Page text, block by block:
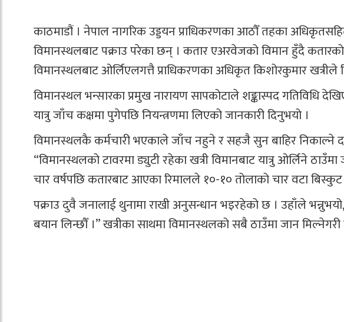
काठमाडौं । नेपाल नागरिक उड्डयन प्राधिकरणका आठौँ तहका
विमानस्थलबाट पक्राउ परेका छन् । कतार एअरवेजको विमान हुँदै
विमानस्थलबाट ओर्लिएलगत्तै प्राधिकरणका अधिकृत किशोरकुमार
विमानस्थल भन्सारका प्रमुख नारायण सापकोटाले शङ्कास्पद गतिविधि
यात्रु जाँच कक्षमा पुगेपछि नियन्त्रणमा लिएको जानकारी दिनुभयो ।
विमानस्थलकै कर्मचारी भएकाले जाँच नहुने र सहजै सुन बाहिर निकाल्ने
“विमानस्थलको टावरमा ड्युटी रहेका खत्री विमानबाट यात्रु ओर्लिने
चार वर्षपछि कतारबाट आएका रिमालले १०-१० तोलाको चार वटा
पक्राउ दुवै जनालाई थुनामा राखी अनुसन्धान भइरहेको छ । उहाँले
बयान लिन्छौँ ।” खत्रीका साथमा विमानस्थलको सबै ठाउँमा जान